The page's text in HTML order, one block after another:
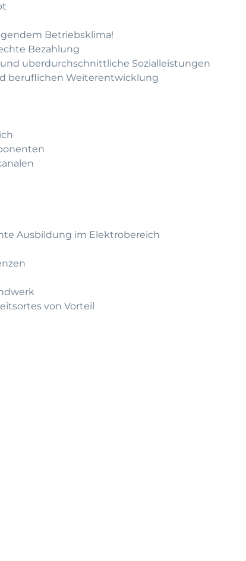
Betriebsklima!
Bezahlung
uberdurchschnittliche Sozialleistungen
beruflichen Weiterentwicklung
Ausbildung im Elektrobereich
von Vorteil